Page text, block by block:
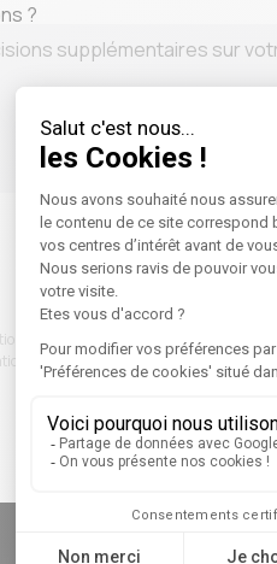
?
recueillies via ce formulaire sont
liées à nos offres. Elles sont traitées
rectification ou de suppression à